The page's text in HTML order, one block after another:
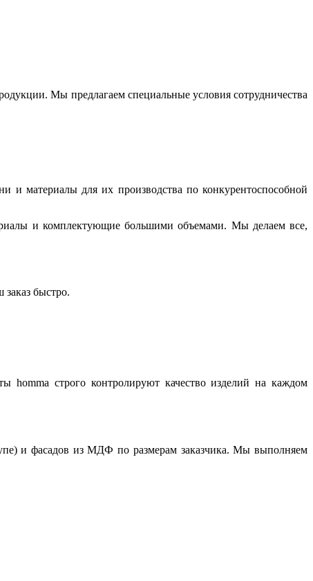
Мы предлагаем специальные условия сотрудничества
и материалы для их производства по конкурентоспособной
и комплектующие большими объемами. Мы делаем все,
быстро.
homma строго контролируют качество изделий на каждом
и фасадов из МДФ по размерам заказчика. Мы выполняем